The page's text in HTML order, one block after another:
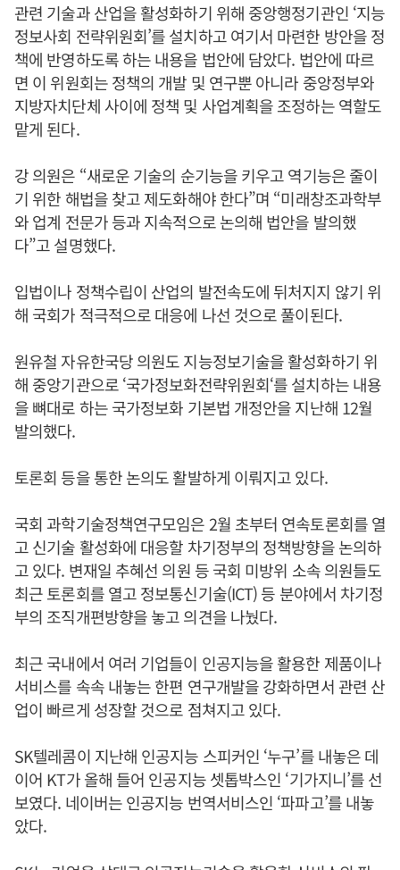
관련 기술과 산업을 활성화하기 위해 중앙행정기관인 ‘지능
정보사회 전략위원회’를 설치하고 여기서 마련한 방안을 정
책에 반영하도록 하는 내용을 법안에 담았다. 법안에 따르
면 이 위원회는 정책의 개발 및 연구뿐 아니라 중앙정부와
지방자치단체 사이에 정책 및 사업계획을 조정하는 역할도
맡게 된다.
강 의원은 “새로운 기술의 순기능을 키우고 역기능은 줄이
기 위한 해법을 찾고 제도화해야 한다”며 “미래창조과학부
와 업계 전문가 등과 지속적으로 논의해 법안을 발의했
다”고 설명했다.
입법이나 정책수립이 산업의 발전속도에 뒤처지지 않기 위
해 국회가 적극적으로 대응에 나선 것으로 풀이된다.
원유철 자유한국당 의원도 지능정보기술을 활성화하기 위
해 중앙기관으로 ‘국가정보화전략위원회‘를 설치하는 내용
을 뼈대로 하는 국가정보화 기본법 개정안을 지난해 12월
발의했다.
토론회 등을 통한 논의도 활발하게 이뤄지고 있다.
국회 과학기술정책연구모임은 2월 초부터 연속토론회를 열
고 신기술 활성화에 대응할 차기정부의 정책방향을 논의하
고 있다. 변재일 추혜선 의원 등 국회 미방위 소속 의원들도
최근 토론회를 열고 정보통신기술(ICT) 등 분야에서 차기정
부의 조직개편방향을 놓고 의견을 나눴다.
최근 국내에서 여러 기업들이 인공지능을 활용한 제품이나
서비스를 속속 내놓는 한편 연구개발을 강화하면서 관련 산
업이 빠르게 성장할 것으로 점쳐지고 있다.
SK텔레콤이 지난해 인공지능 스피커인 ‘누구’를 내놓은 데
이어 KT가 올해 들어 인공지능 셋톱박스인 ‘기가지니’를 선
보였다. 네이버는 인공지능 번역서비스인 ‘파파고’를 내놓
았다.